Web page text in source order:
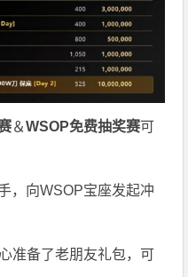
＆WSOP免费抽奖赛可
，向WSOP宝座发起冲
准备了老朋友礼包，可